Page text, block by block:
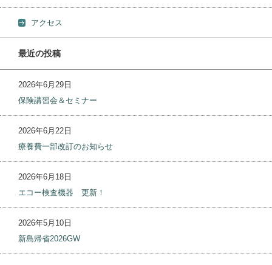
アクセス
最近の投稿
2026年6月29日
保険講習会＆セミナー
2026年6月22日
療養費一部改訂のお知らせ
2026年6月18日
エコー検査機器 更新！
2026年5月10日
新島帰省2026GW